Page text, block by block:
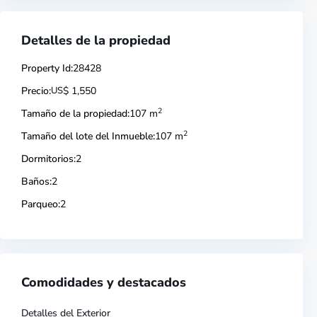
Detalles de la propiedad
Property Id:28428
Precio:US$ 1,550
Tamaño de la propiedad:107 m2
Tamaño del lote del Inmueble:107 m2
Dormitorios:2
Baños:2
Parqueo:2
Comodidades y destacados
Detalles del Exterior